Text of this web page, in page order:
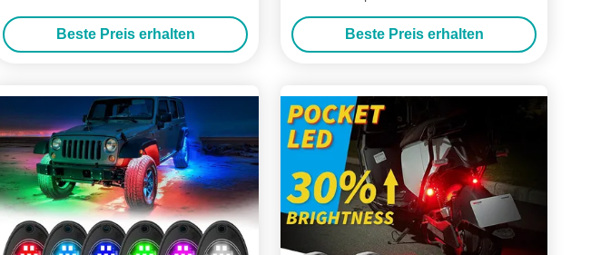
RGB-Rad-Lichter für Felgen mit App
Control
Beste Preis erhalten
Port APP-Steuerung
Beste Preis erhalten